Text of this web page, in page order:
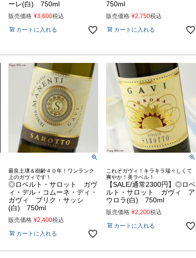
ーレ(白) 750ml
販売価格 ¥3,600税込
カートに入れる
750ml
販売価格 ¥2,750税込
カートに入れる
最良土壌＆樹齢４０年！ワンランク
上のガヴィです！
◎ロベルト・サロット ガヴ
ィ・デル・コムーネ・ディ・
ガヴィ ブリク・サッシ
(白) 750ml
販売価格 ¥2,400税込
カートに入れる
これぞガヴィ！キラキラ瑞々しくて
爽やか！美ラベル！
【SALE/通常2300円】◎ロベ
ルト・サロット ガヴィ ア
ウロラ(白) 750ml
販売価格 ¥2,200税込
カートに入れる